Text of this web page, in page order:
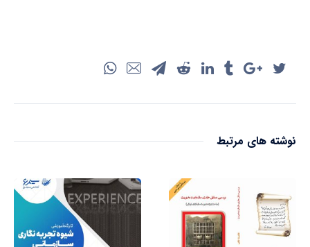
نوشته های مرتبط